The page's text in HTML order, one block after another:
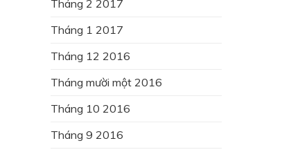
Tháng 2 2017
Tháng 1 2017
Tháng 12 2016
Tháng mười một 2016
Tháng 10 2016
Tháng 9 2016